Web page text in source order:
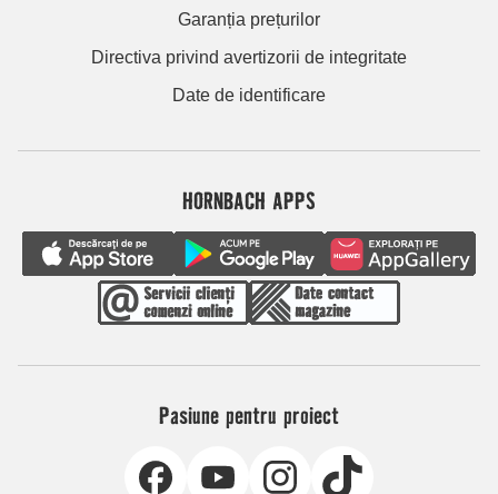
Garanția prețurilor
Directiva privind avertizorii de integritate
Date de identificare
HORNBACH APPS
Pasiune pentru proiect